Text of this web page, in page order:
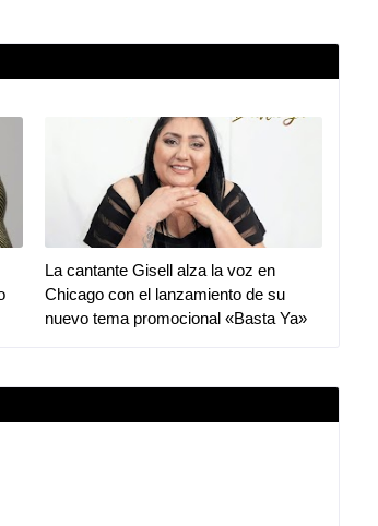
La cantante Gisell alza la voz en
Chicago con el lanzamiento de su
nuevo tema promocional «Basta Ya»